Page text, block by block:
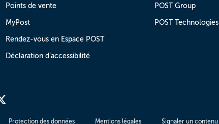
Points de vente
MyPost
Rendez-vous en Espace POST
Déclaration d’accessibilité
POST Group
POST Technologies
Protection des données Mentions légales Signaler un contenu